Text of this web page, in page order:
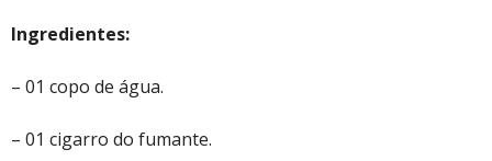
Ingredientes:
– 01 copo de água.
– 01 cigarro do fumante.